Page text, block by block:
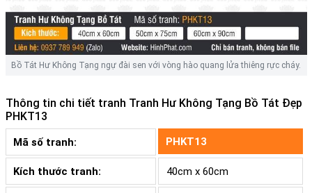
Bồ Tát Hư Không Tạng ngự đài sen với vòng hào quang lửa thiêng rực cháy.
Thông tin chi tiết tranh Tranh Hư Không Tạng Bồ Tát Đẹp
PHKT13
Mã số tranh: PHKT13
Kích thước tranh: 40cm x 60cm